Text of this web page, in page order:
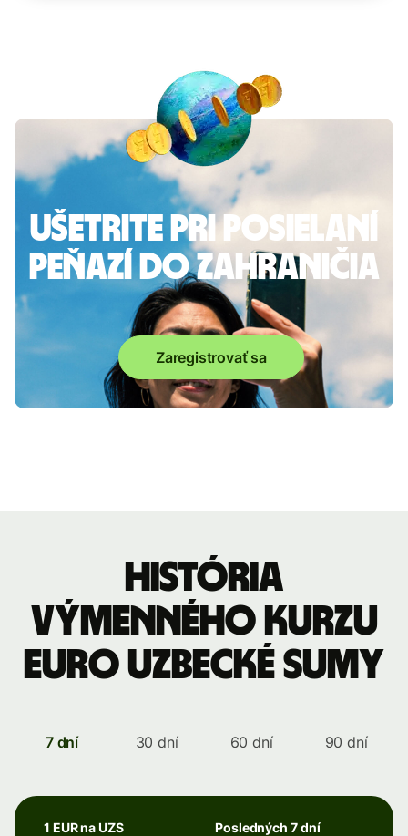
Ušetrite pri posielaní
peňazí do zahraničia
Zaregistrovať sa
História
výmenného kurzu
Euro uzbecké sumy
7 dní 30 dní 60 dní 90 dní
1 EUR na UZS Posledných 7 dní